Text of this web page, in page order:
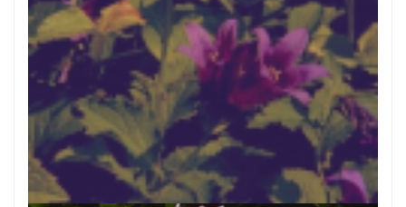
Breed klokje
Campanula latifolia var. macrantha